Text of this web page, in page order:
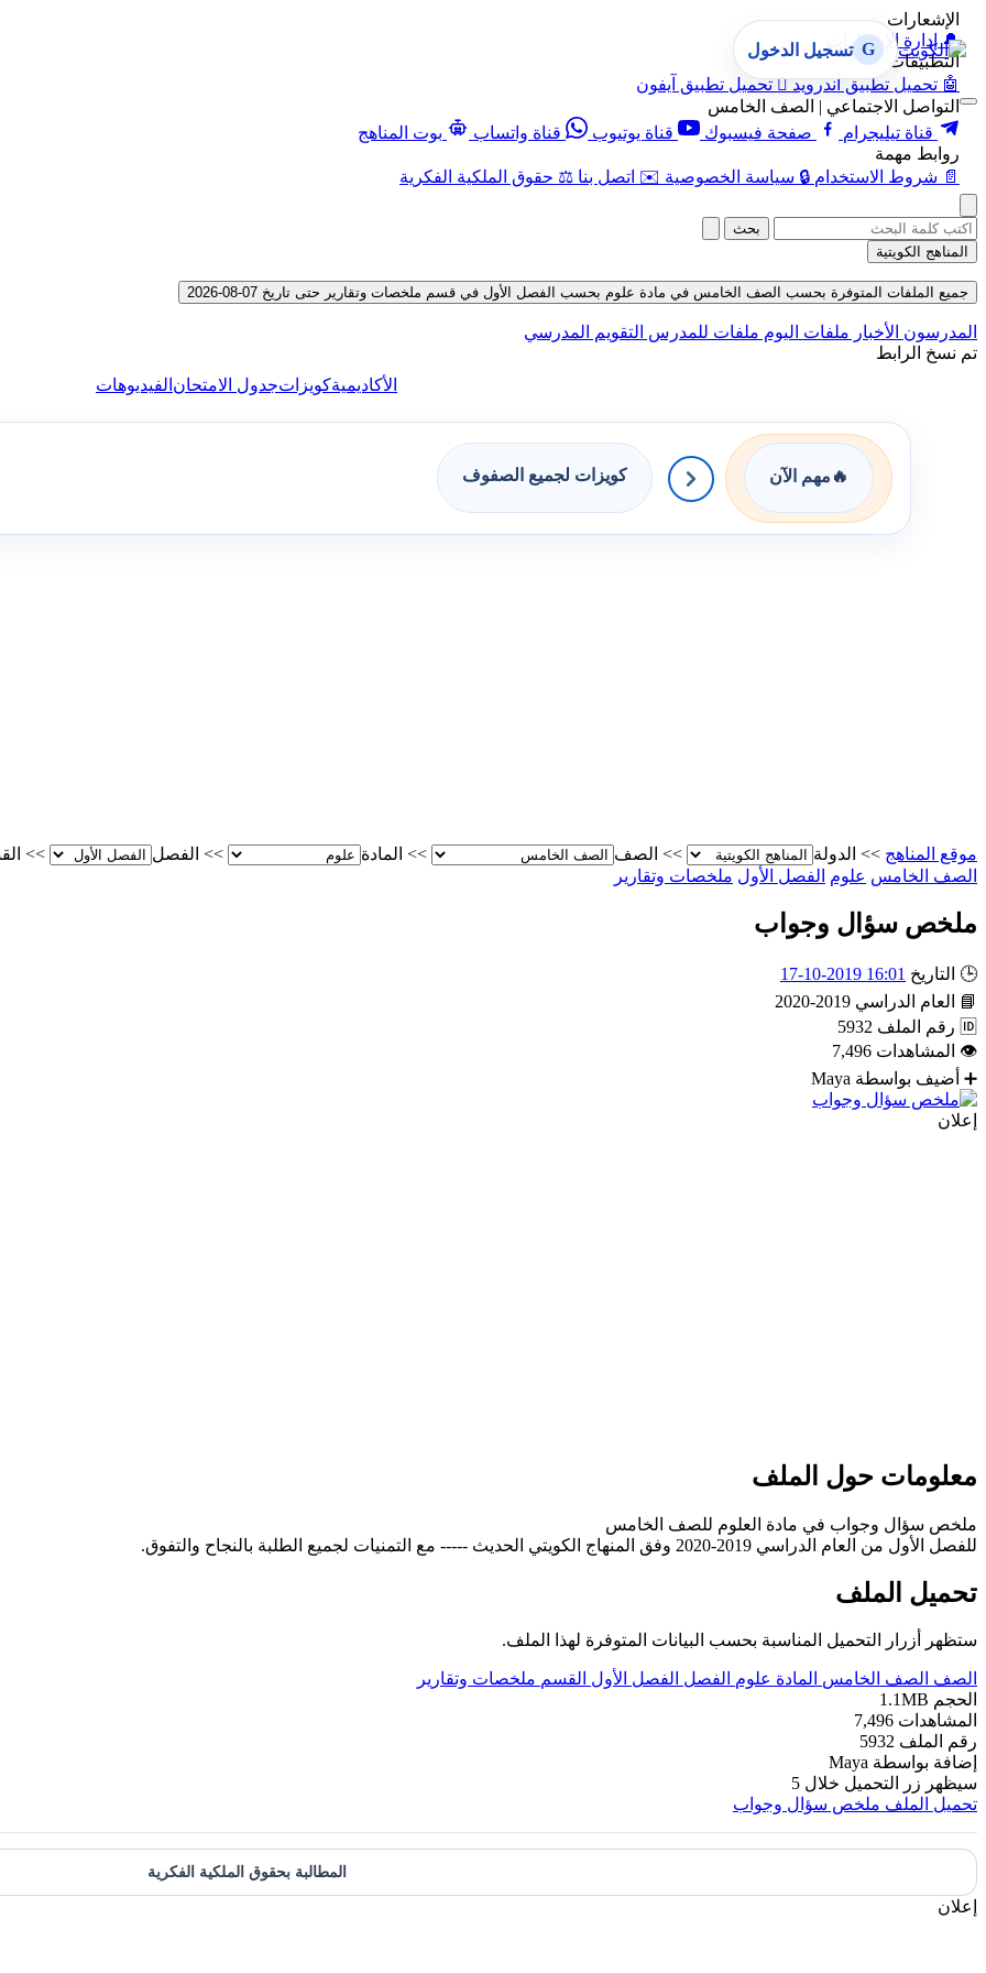
الإشعارات
🔔 إدارة الإشعارات
التطبيقات
🤖 تحميل تطبيق أندرويد  تحميل تطبيق آيفون
التواصل الاجتماعي | الصف الخامس
قناة تيليجرام
صفحة فيسبوك قناة يوتيوب قناة واتساب
بوت المناهج
روابط مهمة
📄 شروط الاستخدام 🔒 سياسة الخصوصية ✉️ اتصل بنا ⚖️ حقوق الملكية الفكرية
G تسجيل الدخول
بحث
المناهج الكويتية
جميع الملفات المتوفرة بحسب الصف الخامس في مادة علوم بحسب الفصل الأول في قسم ملخصات وتقارير حتى تاريخ 07-08-2026
المدرسون الأخبار ملفات اليوم ملفات للمدرس التقويم المدرسي
تم نسخ الرابط
الأكاديميةكويزاتجدول الامتحان الفيديوهات
🔥 مهم الآن كويزات لجميع الصفوف
موقع المناهج >> الدولة >> الصف >> المادة >> الفصل >>
الصف الخامس علوم الفصل الأول ملخصات وتقارير
ملخص سؤال وجواب
🕒 التاريخ 16:01 2019-10-17
📘
العام الدراسي 2019-2020
🆔 رقم الملف 5932
👁 المشاهدات 7,496
➕ أضيف بواسطة Maya
إعلان
معلومات حول الملف
ملخص سؤال وجواب في مادة العلوم للصف الخامس
للفصل الأول من العام الدراسي 2019-2020 وفق المنهاج الكويتي الحديث ----- مع التمنيات لجميع الطلبة بالنجاح والتفوق.
تحميل الملف
ستظهر أزرار التحميل المناسبة بحسب البيانات المتوفرة لهذا الملف.
الصف الصف الخامس المادة علوم الفصل الفصل الأول القسم ملخصات وتقارير
الحجم 1.1MB
المشاهدات 7,496
رقم الملف 5932
إضافة بواسطة Maya
سيظهر زر التحميل خلال 5
تحميل الملف ملخص سؤال وجواب
المطالبة بحقوق الملكية الفكرية
إعلان